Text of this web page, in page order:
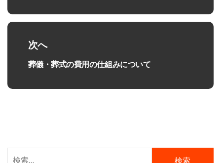
ゲ
ン
の
稿:
次へ
次
投
葬儀・葬式の費用の仕組みについて